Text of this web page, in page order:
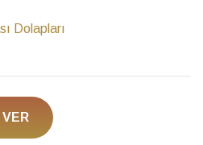
Dolapları